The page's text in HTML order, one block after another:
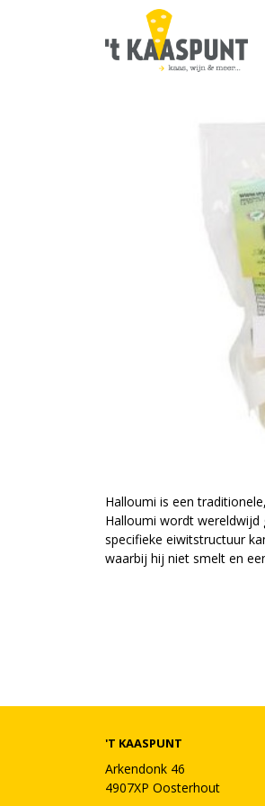
Halloumi is een
Halloumi wordt wereldwijd
specifieke eiwitstructuur
waarbij hij niet smelt en
'T KAASPUNT
Arkendonk 46
4907XP Oosterhout